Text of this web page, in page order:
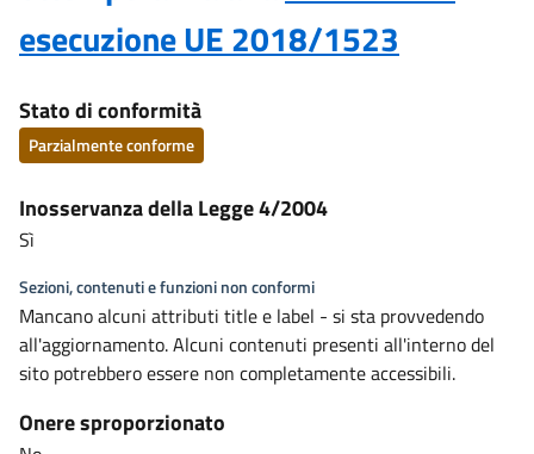
esecuzione UE 2018/1523
Stato di conformità
Parzialmente conforme
Inosservanza della Legge 4/2004
Sì
Sezioni, contenuti e funzioni non conformi
Mancano alcuni attributi title e label - si sta provvedendo
all'aggiornamento. Alcuni contenuti presenti all'interno del
sito potrebbero essere non completamente accessibili.
Onere sproporzionato